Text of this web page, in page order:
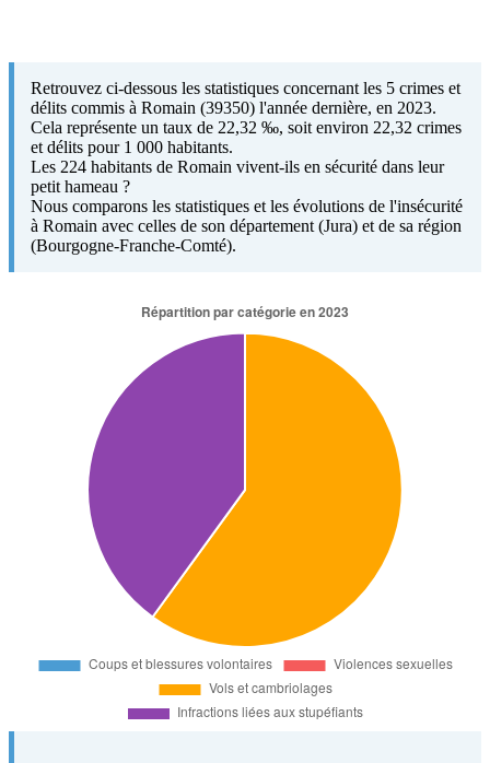
Retrouvez ci-dessous les statistiques concernant les 5 crimes et
délits commis à Romain (39350) l'année dernière, en 2023.
Cela représente un taux de 22,32 ‰, soit environ 22,32 crimes
et délits pour 1 000 habitants.
Les 224 habitants de Romain vivent-ils en sécurité dans leur
petit hameau ?
Nous comparons les statistiques et les évolutions de l'insécurité
à Romain avec celles de son département (Jura) et de sa région
(Bourgogne-Franche-Comté).